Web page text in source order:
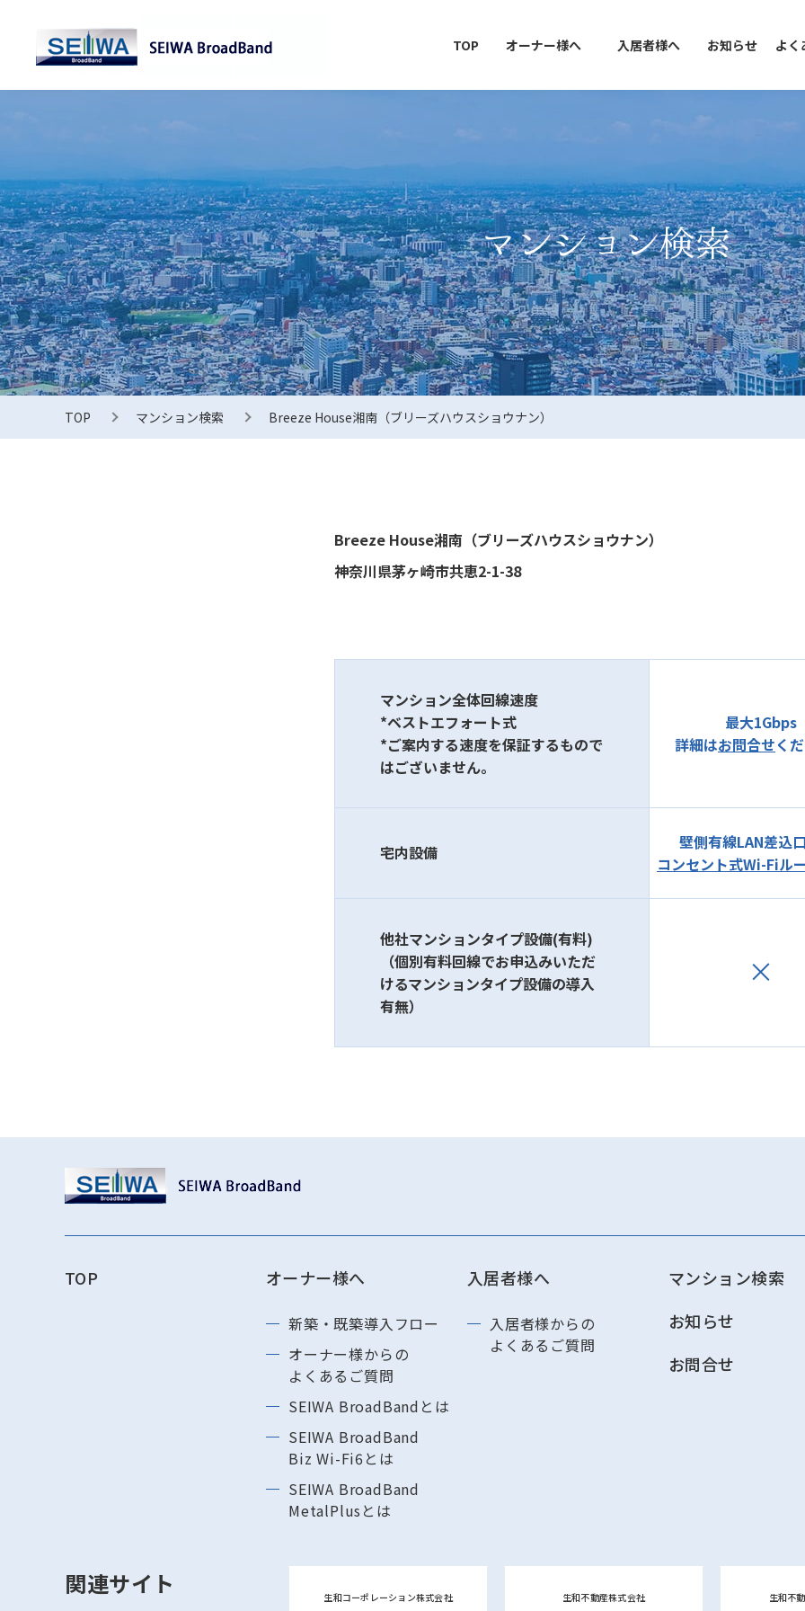
TOP オーナー様へ 入居者様へ お知らせ よく
TOP マンション検索 Breeze House湘南（ブリーズハウスショウナン）
Breeze House湘南（ブリーズハウスショウナン）
神奈川県茅ヶ崎市共恵2-1-38
マンション全体回線速度
*ベストエフォート式
*ご案内する速度を保証するもので
はございません。
最大1Gbps
詳細はお問合せく
宅内設備
壁側有線LAN差込
コンセント式Wi-Fiル
他社マンションタイプ設備(有料)
（個別有料回線でお申込みいただ
けるマンションタイプ設備の導入
有無）
TOP オーナー様へ
新築・既築導⼊フロー
オーナー様からの
よくあるご質問
SEIWA BroadBandとは
SEIWA BroadBand
Biz Wi-Fi6とは
SEIWA BroadBand
MetalPlusとは
入居者様へ
入居者様からの
よくあるご質問
マンション検索
お知らせ
お問合せ
関連サイト 生和コーポレーション株式会社 生和不動産株式会社 生和不